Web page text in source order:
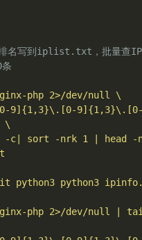
名写到iplist.txt，批量查IP
php 2>/dev/null \
9]{1,3}\.[0-
\
c| sort -nrk 1 | head -n
python3 python3
php 2>/dev/null |